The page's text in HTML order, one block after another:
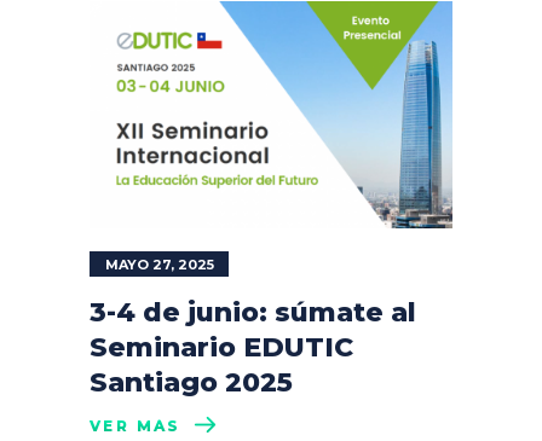
MAYO 27, 2025
3-4 de junio: súmate al
Seminario EDUTIC
Santiago 2025
VER MÁS